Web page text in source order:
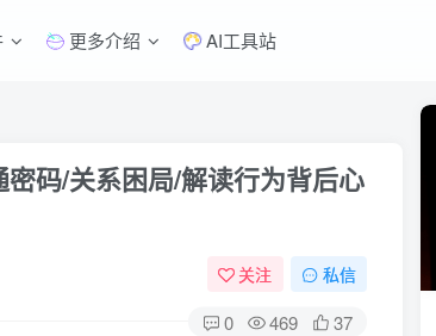
更多介绍 AI工具站
密码/关系困局/解读行为背后心
关注 私信
0 469 37